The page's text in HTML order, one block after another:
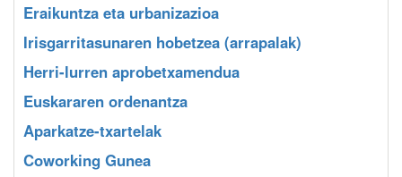
Eraikuntza eta urbanizazioa
Irisgarritasunaren hobetzea (arrapalak)
Herri-lurren aprobetxamendua
Euskararen ordenantza
Aparkatze-txartelak
Coworking Gunea